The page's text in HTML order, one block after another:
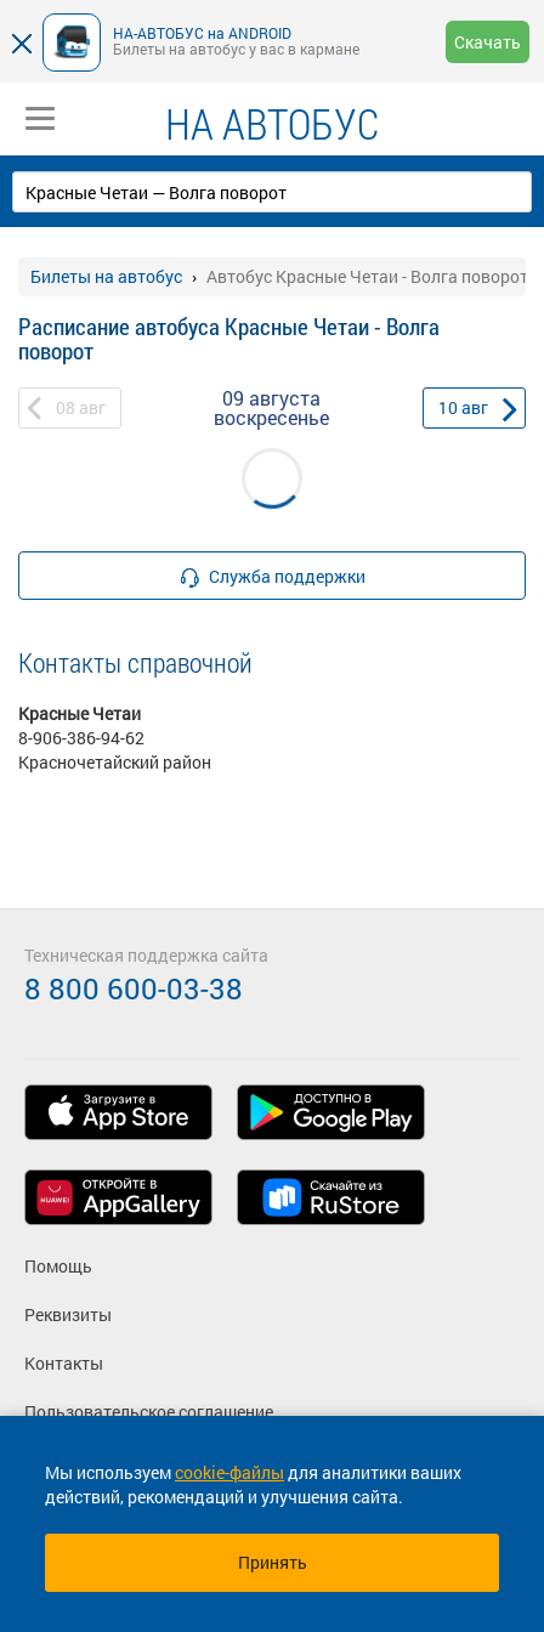
НА-АВТОБУС на ANDROID
Билеты на автобус у вас в кармане
Скачать
НА АВТОБУС
Билеты на автобус Автобус Красные Четаи - Волга поворот
Расписание автобуса Красные Четаи - Волга
поворот
08 авг 09 августа
воскресенье 10авг
Служба поддержки
Контакты справочной
Красные Четаи
8-906-386-94-62
Красночетайский район
Мы используемcookie-файлы для аналитики ваших
действий, рекомендаций и улучшения сайта.
Принять
Помощь
Реквизиты
Контакты
Пользовательское соглашение
Политика конфиденциальности
Согласие на маркетинговые сообщения
Техническая поддержка сайта
8 800 600-03-38
© 2013-2026, ООО "Капитал"- Онлайн сервис продажи